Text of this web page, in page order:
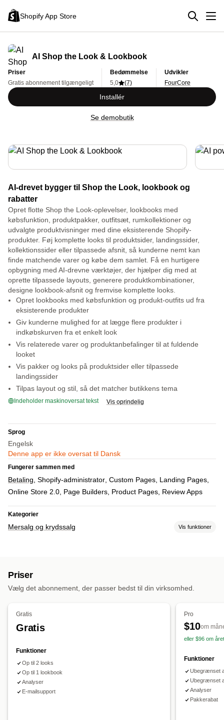
Shopify App Store
AI Shop the Look & Lookbook
Priser
Gratis abonnement tilgængeligt
Bedømmelse
5,0
(7)
Udvikler
FourCore
Installér
Se demobutik
AI-drevet bygger til Shop the Look, lookbook og
rabatter
Opret flotte Shop the Look-oplevelser, lookbooks med
købsfunktion, produktpakker, outfitsæt, rumkollektioner og
udvalgte produktvisninger med dine eksisterende Shopify-
produkter. Føj komplette looks til produktsider, landingssider,
kollektionssider eller tilpassede afsnit, så kunderne nemt kan
finde matchende varer og købe dem samlet. Få en hurtigere
opbygning med AI-drevne værktøjer, der hjælper dig med at
oprette tilpassede layouts, generere produktkombinationer,
designe lookbook-afsnit og fremvise komplette looks.
Opret lookbooks med købsfunktion og produkt-outfits ud fra
eksisterende produkter
Giv kunderne mulighed for at lægge flere produkter i
indkøbskurven fra et enkelt look
Vis relaterede varer og produktanbefalinger til at fuldende
looket
Vis pakker og looks på produktsider eller tilpassede
landingssider
Tilpas layout og stil, så det matcher butikkens tema
Indeholder maskinoversat tekst Vis oprindelig
Sprog
Engelsk
Denne app er ikke oversat til Dansk
Fungerer sammen med
Betaling Shopify-administrator Custom Pages Landing Pages
Online Store 2.0 Page Builders Product Pages Review Apps
Kategorier
Mersalg og krydssalg Vis funktioner
Produktanbefalinger
Sampak
Analyser
Klikrater
Priser
Vælg det abonnement, der passer bedst til din virksomhed.
Gratis
Gratis
Funktioner
Op til 2 looks
Op til 1 lookbook
Analyser
E-mailsupport
Pro
$10om
eller $96 om
Funktioner
Ubegrænset
Ubegrænset
Analyser
Pakkerabat